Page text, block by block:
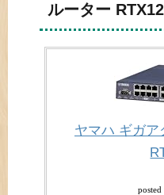
ルーター
ヤマハ ギガア
posted